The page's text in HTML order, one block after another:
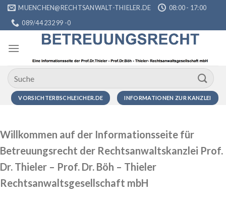
Zum
Inhalt
springen
MUENCHEN@RECHTSANWALT-THIELER.DE
08:00 - 17:00
089/44 232 99 -0
VORSICHTERBSCHLEICHER.DE INFORMATIONEN ZUR KANZLEI
Willkommen auf der Informationsseite für
Betreuungsrecht der Rechtsanwaltskanzlei Prof.
Dr. Thieler – Prof. Dr. Böh – Thieler
Rechtsanwaltsgesellschaft mbH